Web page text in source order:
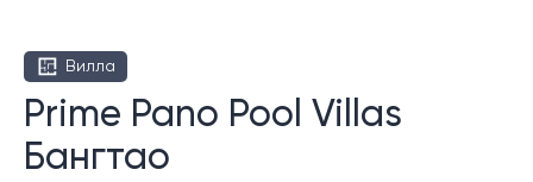
Вилла
Prime Pano Pool Villas
Бангтао